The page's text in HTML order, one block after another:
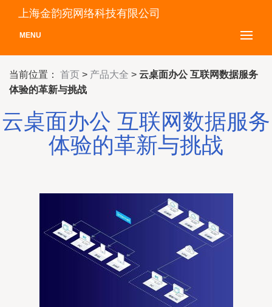
上海金韵宛网络科技有限公司
MENU
当前位置： 首页 > 产品大全 > 云桌面办公 互联网数据服务
体验的革新与挑战
云桌面办公 互联网数据服务
体验的革新与挑战